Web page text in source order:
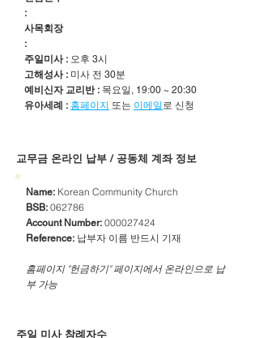
:
사목회장
:
주일미사 : 오후 3시
고해성사 : 미사 전 30분
예비신자 교리반 : 목요일, 19:00 ~ 20:30
유아세례 : 홈페이지 또는 이메일 로 신청
​교무금 온라인 납부 / 공동체 계좌 정보
Name: Korean Community Church
BSB: 062786
Account Number: 000027424
Reference: 납부자 이름 반드시 기재
​홈페이지 "헌금하기" 페이지에서 온라인으로 납
부 가능
주일 미사 참례자수